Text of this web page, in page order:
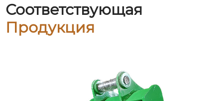
Соответствующая
Продукция